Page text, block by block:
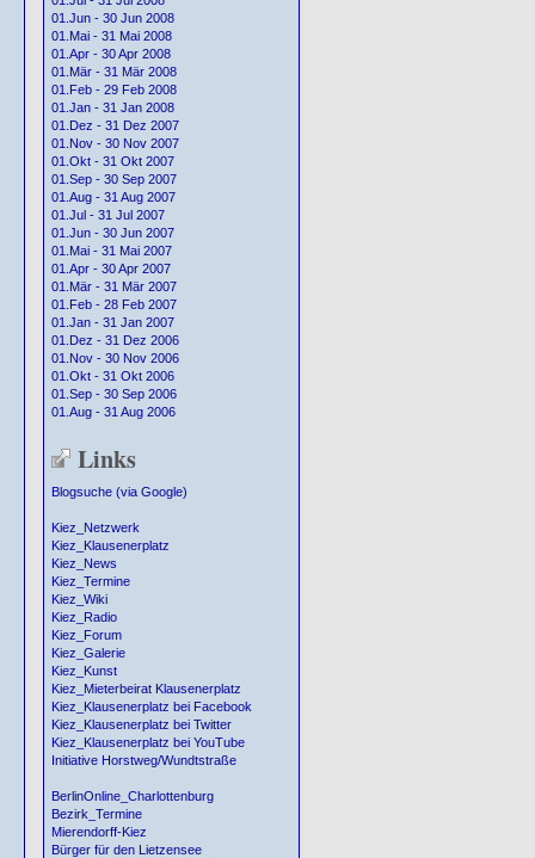
01.Jun - 30 Jun 2008
01.Mai - 31 Mai 2008
01.Apr - 30 Apr 2008
01.Mär - 31 Mär 2008
01.Feb - 29 Feb 2008
01.Jan - 31 Jan 2008
01.Dez - 31 Dez 2007
01.Nov - 30 Nov 2007
01.Okt - 31 Okt 2007
01.Sep - 30 Sep 2007
01.Aug - 31 Aug 2007
01.Jul - 31 Jul 2007
01.Jun - 30 Jun 2007
01.Mai - 31 Mai 2007
01.Apr - 30 Apr 2007
01.Mär - 31 Mär 2007
01.Feb - 28 Feb 2007
01.Jan - 31 Jan 2007
01.Dez - 31 Dez 2006
01.Nov - 30 Nov 2006
01.Okt - 31 Okt 2006
01.Sep - 30 Sep 2006
01.Aug - 31 Aug 2006
Links
Blogsuche (via Google)
Kiez_Netzwerk
Kiez_Klausenerplatz
Kiez_News
Kiez_Termine
Kiez_Wiki
Kiez_Radio
Kiez_Forum
Kiez_Galerie
Kiez_Kunst
Kiez_Mieterbeirat Klausenerplatz
Kiez_Klausenerplatz bei Facebook
Kiez_Klausenerplatz bei Twitter
Kiez_Klausenerplatz bei YouTube
Initiative Horstweg/Wundtstraße
BerlinOnline_Charlottenburg
Bezirk_Termine
Mierendorff-Kiez
Bürger für den Lietzensee